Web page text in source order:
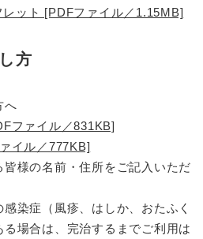
レット [PDFファイル／1.15MB]
方
へ
ファイル／831KB]
イル／777KB]
皆様の名前・住所をご記入いただ
染症（風疹、はしか、おたふく
場合は、完治するまでご利用は